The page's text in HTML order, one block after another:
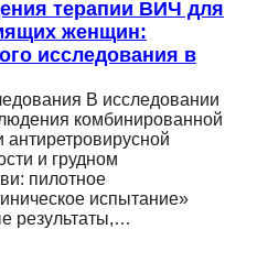
терапии ВИЧ для
женщин:
исследования в
В исследовании
комбинированной
и грудном
пилотное
испытание»
результаты,…